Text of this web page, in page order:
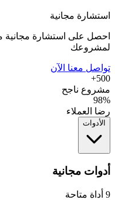
استشارة مجانية
احصل على استشارة مجانية
لمشروعك
تواصل معنا الآن
500+
مشروع ناجح
98%
رضا العملاء
الأدوات
أدوات مجانية
9 أداة متاحة